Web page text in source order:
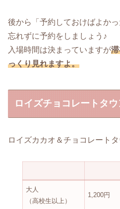
後から「予約しておけばよか
忘れずに予約をしましょう♪
入場時間は決まっていますが
っくり見れますよ。
ロイズチョコレートタ
ロイズカカオ＆チョコレート
大人
（高校生以上）
1,200円